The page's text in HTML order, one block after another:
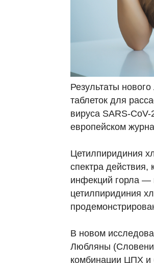
Результаты
таблеток для
вируса SARS-
европейском
Цетилпиридиния
спектра действия,
инфекций горла —
цетилпиридиния
В новом
Любляны
комбинации ЦПХ и